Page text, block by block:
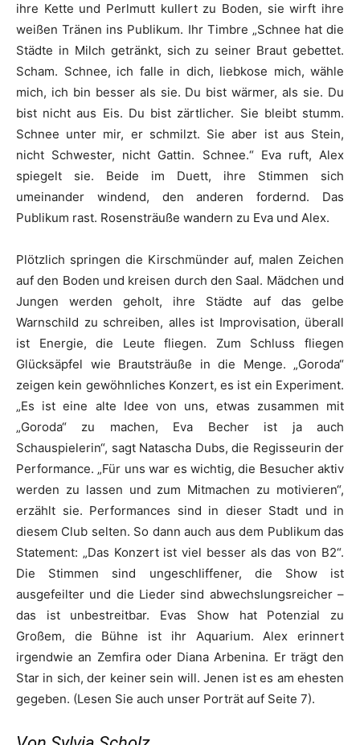
ihre Kette und Perlmutt kullert zu Boden, sie wirft ihre
weißen Tränen ins Publikum. Ihr Timbre „Schnee hat die
Städte in Milch getränkt, sich zu seiner Braut gebettet.
Scham. Schnee, ich falle in dich, liebkose mich, wähle
mich, ich bin besser als sie. Du bist wärmer, als sie. Du
bist nicht aus Eis. Du bist zärtlicher. Sie bleibt stumm.
Schnee unter mir, er schmilzt. Sie aber ist aus Stein,
nicht Schwester, nicht Gattin. Schnee.“ Eva ruft, Alex
spiegelt sie. Beide im Duett, ihre Stimmen sich
umeinander windend, den anderen fordernd. Das
Publikum rast. Rosensträuße wandern zu Eva und Alex.
Plötzlich springen die Kirschmünder auf, malen Zeichen
auf den Boden und kreisen durch den Saal. Mädchen und
Jungen werden geholt, ihre Städte auf das gelbe
Warnschild zu schreiben, alles ist Improvisation, überall
ist Energie, die Leute fliegen. Zum Schluss fliegen
Glücksäpfel wie Brautsträuße in die Menge. „Goroda“
zeigen kein gewöhnliches Konzert, es ist ein Experiment.
„Es ist eine alte Idee von uns, etwas zusammen mit
„Goroda“ zu machen, Eva Becher ist ja auch
Schauspielerin“, sagt Natascha Dubs, die Regisseurin der
Performance. „Für uns war es wichtig, die Besucher aktiv
werden zu lassen und zum Mitmachen zu motivieren“,
erzählt sie. Performances sind in dieser Stadt und in
diesem Club selten. So dann auch aus dem Publikum das
Statement: „Das Konzert ist viel besser als das von B2“.
Die Stimmen sind ungeschliffener, die Show ist
ausgefeilter und die Lieder sind abwechslungsreicher –
das ist unbestreitbar. Evas Show hat Potenzial zu
Großem, die Bühne ist ihr Aquarium. Alex erinnert
irgendwie an Zemfira oder Diana Arbenina. Er trägt den
Star in sich, der keiner sein will. Jenen ist es am ehesten
gegeben. (Lesen Sie auch unser Porträt auf Seite 7).